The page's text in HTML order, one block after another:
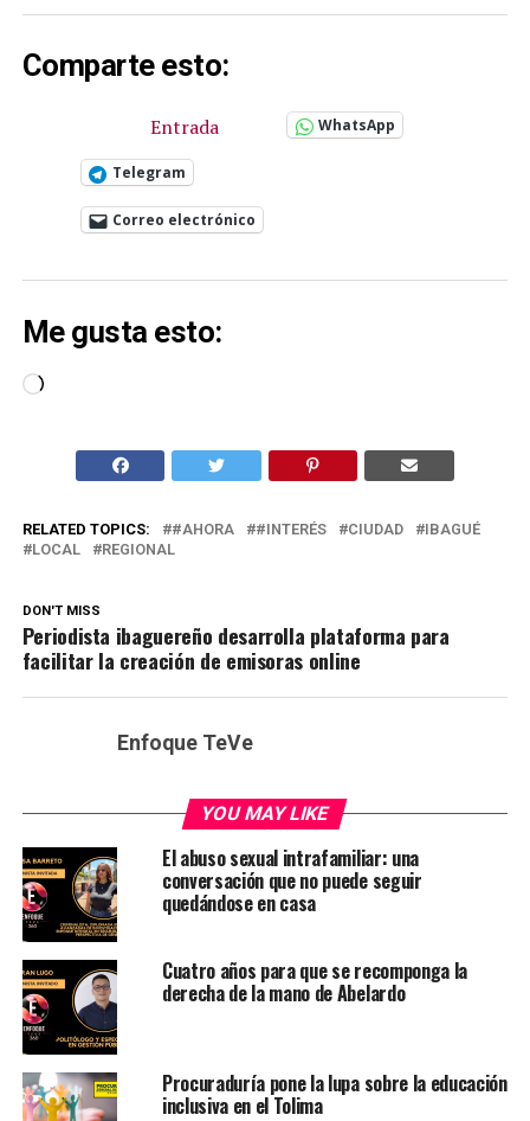
Comparte esto:
Entrada WhatsApp
Telegram
Correo electrónico
Me gusta esto:
Cargando...
RELATED TOPICS: #AHORA #INTERÉS CIUDAD
IBAGUÉ
LOCAL
REGIONAL
DON'T MISS
Periodista ibaguereño desarrolla plataforma para
facilitar la creación de emisoras online
Enfoque TeVe
YOU MAY LIKE
El abuso sexual intrafamiliar: una
conversación que no puede seguir
quedándose en casa
Cuatro años para que se recomponga la
derecha de la mano de Abelardo
Procuraduría pone la lupa sobre la educación
inclusiva en el Tolima